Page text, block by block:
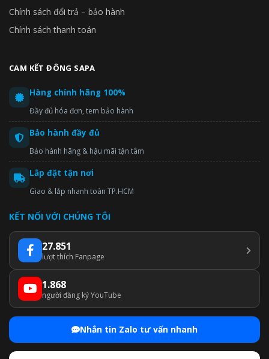
Chính sách đổi trả – bảo hành
Chính sách thanh toán
CAM KẾT ĐÔNG SAPA
Hàng chính hãng 100%
Đầy đủ hóa đơn, tem bảo hành
Bảo hành đầy đủ
Bảo hành hãng & hậu mãi tận tâm
Lắp đặt tận nơi
Giao & lắp nhanh toàn TP.HCM
KẾT NỐI VỚI CHÚNG TÔI
27.851
lượt thích Fanpage
1.868
người đăng ký YouTube
Nhắn tin Zalo tư vấn nhanh